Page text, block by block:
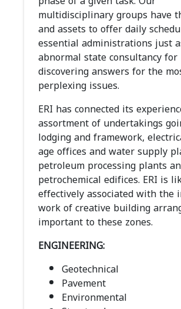
multidisciplinary groups have
and assets to offer daily
essential administrations just
abnormal state consultancy for
discovering answers for the
perplexing issues.
ERI has connected its
assortment of undertakings
lodging and framework,
age offices and water supply
petroleum processing plants
petrochemical edifices. ERI is
effectively associated with the
work of creative building
important to these zones.
ENGINEERING:
Geotechnical
Pavement
Environmental